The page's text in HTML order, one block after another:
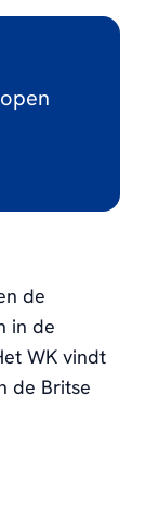
de
in de
WK vindt
de Britse